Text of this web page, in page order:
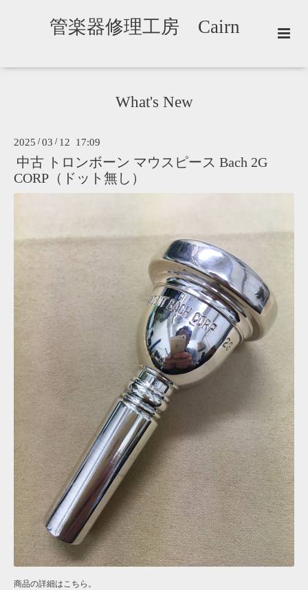
管楽器修理工房 Cairn
What's New
2025 /03 / 12 17:09
中古 トロンボーン マウスピース Bach 2G
CORP（ドット無し）
商品の詳細はこちら。